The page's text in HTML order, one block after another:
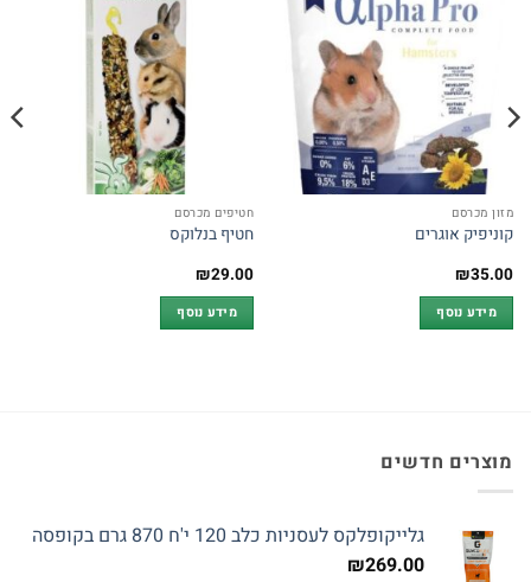
מזון מכרסם
קוניפיק אוגרים
₪35.00
מידע נוסף
חטיפים מכרסם
חטיף בנלוקס
₪29.00
מידע נוסף
מוצרים חדשים
גלייקופלקס לעסניות כלב 120 י'ח 870 גרם בקופסה
₪269.00